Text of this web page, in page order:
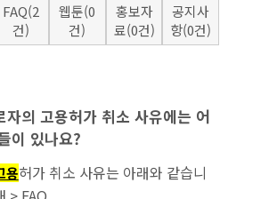
FAQ(2
건)
웹툰(0
건)
홍보자
료(0건)
공지사
항(0건)
자의 고용허가 취소 사유에는 어
이 있나요?
용허가 취소 사유는 아래와 같습니